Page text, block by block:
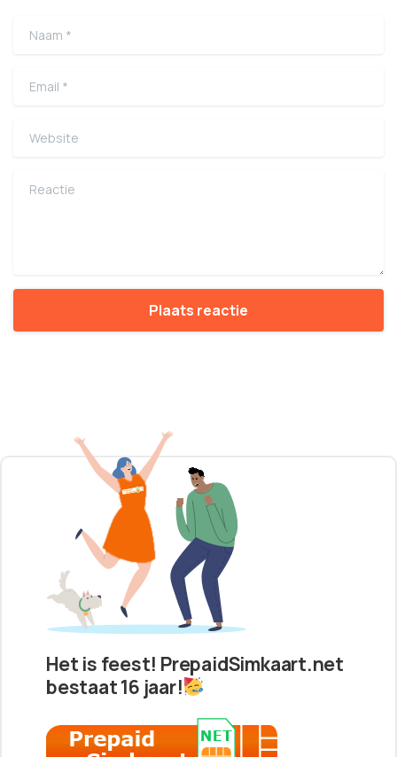
Naam
Email
Website
Reactie
Het is feest! PrepaidSimkaart.net
bestaat 16 jaar!